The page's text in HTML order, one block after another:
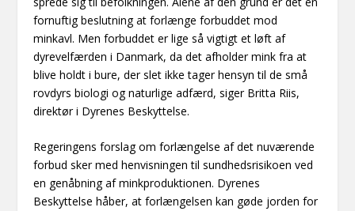
fornuftig beslutning at forlænge forbuddet mod
minkavl. Men forbuddet er lige så vigtigt et løft af
dyrevelfærden i Danmark, da det afholder mink fra at
blive holdt i bure, der slet ikke tager hensyn til de små
rovdyrs biologi og naturlige adfærd, siger Britta Riis,
direktør i Dyrenes Beskyttelse.
Regeringens forslag om forlængelse af det nuværende
forbud sker med henvisningen til sundhedsrisikoen ved
en genåbning af minkproduktionen. Dyrenes
Beskyttelse håber, at forlængelsen kan gøde jorden for